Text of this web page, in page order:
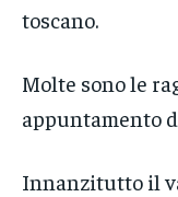
toscano.
Molte sono le
appuntamento
Innanzitutto il